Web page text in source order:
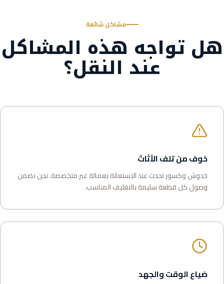
مشاكل شائعة
هل تواجه هذه المشاكل
عند النقل؟
خوف من تلف الأثاث
خدوش وكسور تحدث عند الاستعانة بعمالة غير متخصصة. نحن نضمن
وصول كل قطعة سليمة بالتغليف المناسب.
ضياع الوقت والجهد